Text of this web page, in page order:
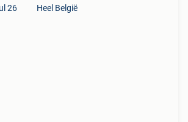
26 Heel België